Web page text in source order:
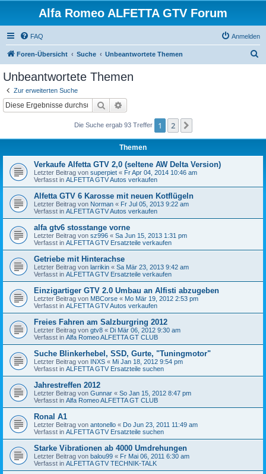
Alfa Romeo ALFETTA GTV Forum
FAQ Anmelden
Foren-Übersicht Suche Unbeantwortete Themen
Unbeantwortete Themen
Zur erweiterten Suche
Suche
Die Suche ergab 93 Treffer 1 2
Themen
Verkaufe Alfetta GTV 2,0 (seltene AW Delta Version)
Letzter Beitrag von superpiet « Fr Apr 04, 2014 10:46 am
Verfasst in ALFETTA GTV Autos verkaufen
Alfetta GTV 6 Karosse mit neuen Kotflügeln
Letzter Beitrag von Norman « Fr Jul 05, 2013 9:22 am
Verfasst in ALFETTA GTV Autos verkaufen
alfa gtv6 stosstange vorne
Letzter Beitrag von sz996 « Sa Jun 15, 2013 1:31 pm
Verfasst in ALFETTA GTV Ersatzteile verkaufen
Getriebe mit Hinterachse
Letzter Beitrag von larrikin « Sa Mär 23, 2013 9:42 am
Verfasst in ALFETTA GTV Ersatzteile verkaufen
Einzigartiger GTV 2.0 Umbau an Alfisti abzugeben
Letzter Beitrag von MBCorse « Mo Mär 19, 2012 2:53 pm
Verfasst in ALFETTA GTV Autos verkaufen
Freies Fahren am Salzburgring 2012
Letzter Beitrag von gtv8 « Di Mär 06, 2012 9:30 am
Verfasst in Alfa Romeo ALFETTA GT CLUB
Suche Blinkerhebel, SSD, Gurte, "Tuningmotor"
Letzter Beitrag von INXS « Mi Jan 18, 2012 9:54 pm
Verfasst in ALFETTA GTV Ersatzteile suchen
Jahrestreffen 2012
Letzter Beitrag von Gunnar « So Jan 15, 2012 8:47 pm
Verfasst in Alfa Romeo ALFETTA GT CLUB
Ronal A1
Letzter Beitrag von antonello « Do Jun 23, 2011 11:49 am
Verfasst in ALFETTA GTV Ersatzteile suchen
Starke Vibrationen ab 4000 Umdrehungen
Letzter Beitrag von balou99 « Fr Mai 06, 2011 6:30 am
Verfasst in ALFETTA GTV TECHNIK-TALK